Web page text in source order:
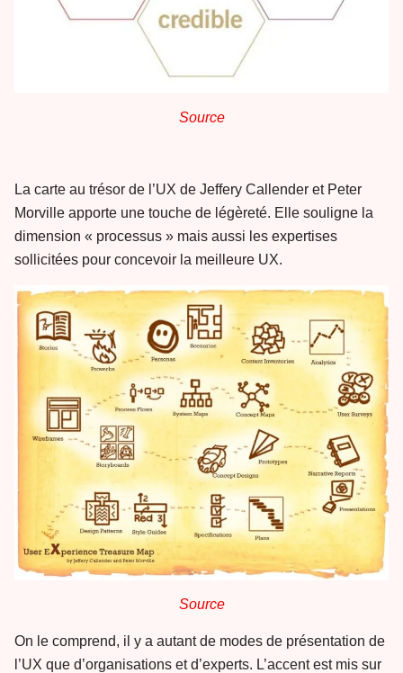
Source
La carte au trésor de l’UX de Jeffery Callender et Peter
Morville apporte une touche de légèreté. Elle souligne la
dimension « processus » mais aussi les expertises
sollicitées pour concevoir la meilleure UX.
Source
On le comprend, il y a autant de modes de présentation de
l’UX que d’organisations et d’experts. L’accent est mis sur